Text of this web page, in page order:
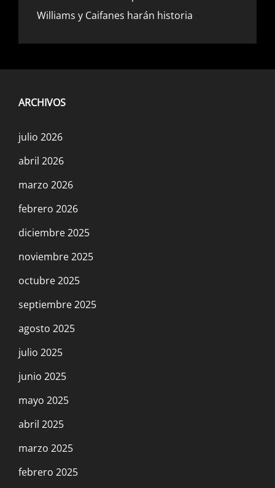
Williams y Caifanes harán historia
ARCHIVOS
julio 2026
abril 2026
marzo 2026
febrero 2026
diciembre 2025
noviembre 2025
octubre 2025
septiembre 2025
agosto 2025
julio 2025
junio 2025
mayo 2025
abril 2025
marzo 2025
febrero 2025